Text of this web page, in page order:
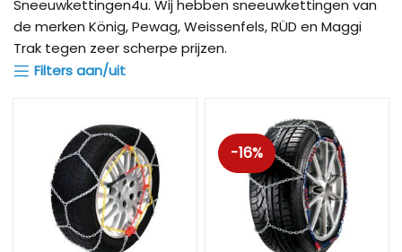
Sneeuwkettingen4u. Wij hebben sneeuwkettingen van
de merken König, Pewag, Weissenfels, RÜD en Maggi
Trak tegen zeer scherpe prijzen.
Filters aan/uit
-16%